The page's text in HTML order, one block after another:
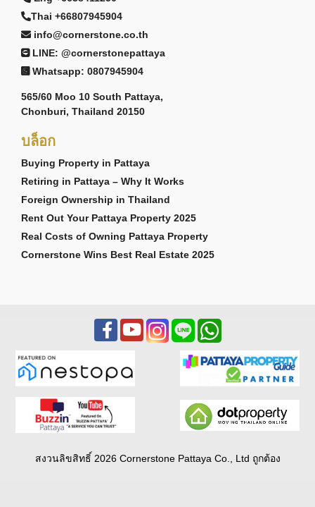
Thai +66807945904
info@cornerstone.co.th
LINE: @cornerstonepattaya
Whatsapp: 0807945904
565/60 Moo 10 South Pattaya,
Chonburi, Thailand 20150
บล็อก
Buying Property in Pattaya
Retiring in Pattaya – Why It Works
Foreign Ownership in Thailand
Rent Out Your Pattaya Property 2025
Real Costs of Owning Pattaya Property
Cornerstone Wins Best Real Estate 2025
สงวนลิขสิทธิ์ 2026 Cornerstone Pattaya Co., Ltd ถูกต้อง